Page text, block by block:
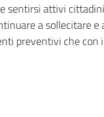
sentirsi attivi
a sollecitare
preventivi che